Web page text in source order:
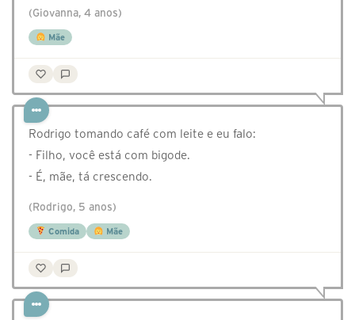
(Giovanna, 4 anos)
Mãe
Rodrigo tomando café com leite e eu falo:
- Filho, você está com bigode.
- É, mãe, tá crescendo.
(Rodrigo, 5 anos)
Comida Mãe